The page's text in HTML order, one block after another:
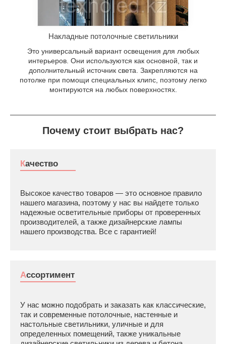
Накладные потолочные светильники
Это универсальный вариант освещения для любых
интерьеров. Они используются как основной, так и
дополнительный источник света. Закрепляются на
потолке при помощи специальных клипс, поэтому легко
монтируются на любых поверхностях.
Почему стоит выбрать нас?
Качество
Высокое качество товаров — это основное правило
нашего магазина, поэтому у нас вы найдете только
надежные осветительные приборы от проверенных
производителей, а также дизайнерские лампы
нашего производства. Все с гарантией!
Ассортимент
У нас можно подобрать и заказать как классические,
так и современные потолочные, настенные и
настольные светильники, уличные и для
определенных помещений, также уникальные